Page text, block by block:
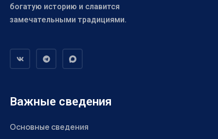
богатую историю и славится
замечательными традициями.
Важные сведения
Основные сведения